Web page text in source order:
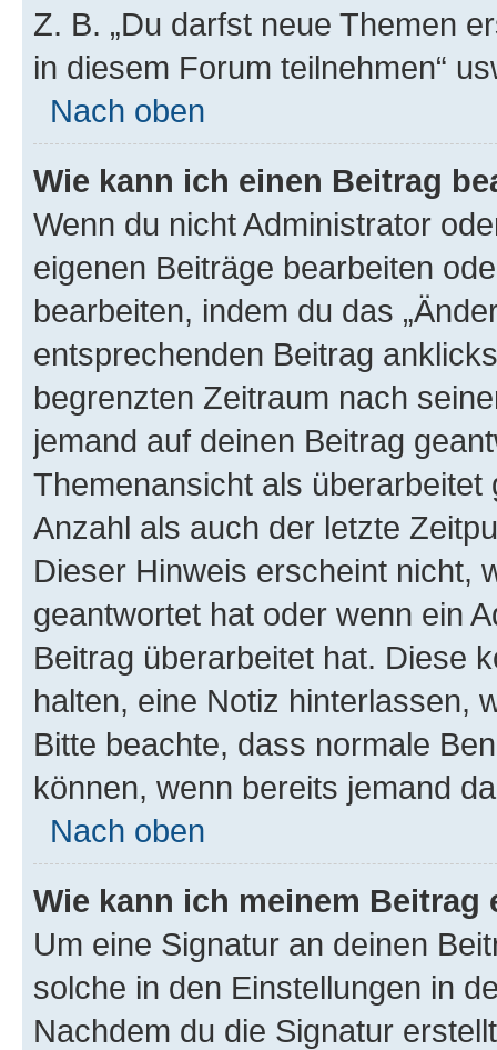
Z. B. „Du darfst neue Themen
in diesem Forum teilnehmen“
Nach oben
Wie kann ich einen Beitrag
Wenn du nicht Administrator
eigenen Beiträge bearbeiten
bearbeiten, indem du das
entsprechenden Beitrag
begrenzten Zeitraum nach
jemand auf deinen Beitrag
Themenansicht als
Anzahl als auch der letzte
Dieser Hinweis erscheint nicht,
geantwortet hat oder wenn ein
Beitrag überarbeitet hat. Diese
halten, eine Notiz hinterlassen,
Bitte beachte, dass normale
können, wenn bereits jemand
Nach oben
Wie kann ich meinem
Um eine Signatur an deinen
solche in den Einstellungen in
Nachdem du die Signatur